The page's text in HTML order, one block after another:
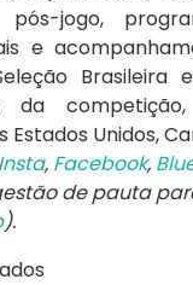
jogo,
e
Brasileira
da
Unidos,
Insta, Facebook,
de pauta
).